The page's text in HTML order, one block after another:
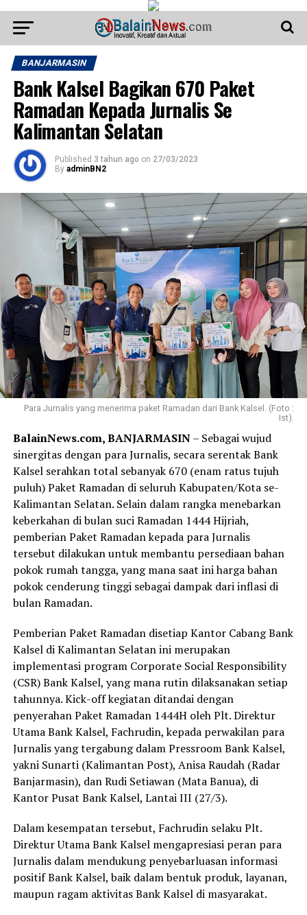
BANJARMASIN
Bank Kalsel Bagikan 670 Paket
Ramadan Kepada Jurnalis Se
Kalimantan Selatan
Published 3 tahun ago on 27/03/2023
By adminBN2
Para Jurnalis yang menerima paket Ramadan dari Bank Kalsel. (Foto :
Ist).
BalainNews.com, BANJARMASIN– Sebagai wujud
sinergitas dengan para Jurnalis, secara serentak Bank
Kalsel serahkan total sebanyak 670 (enam ratus tujuh
puluh) Paket Ramadan di seluruh Kabupaten/Kota se-
Kalimantan Selatan. Selain dalam rangka menebarkan
keberkahan di bulan suci Ramadan 1444 Hijriah,
pemberian Paket Ramadan kepada para Jurnalis
tersebut dilakukan untuk membantu persediaan bahan
pokok rumah tangga, yang mana saat ini harga bahan
pokok cenderung tinggi sebagai dampak dari inflasi di
bulan Ramadan.
Pemberian Paket Ramadan disetiap Kantor Cabang Bank
Kalsel di Kalimantan Selatan ini merupakan
implementasi program Corporate Social Responsibility
(CSR) Bank Kalsel, yang mana rutin dilaksanakan setiap
tahunnya. Kick-off kegiatan ditandai dengan
penyerahan Paket Ramadan 1444H oleh Plt. Direktur
Utama Bank Kalsel, Fachrudin, kepada perwakilan para
Jurnalis yang tergabung dalam Pressroom Bank Kalsel,
yakni Sunarti (Kalimantan Post), Anisa Raudah (Radar
Banjarmasin), dan Rudi Setiawan (Mata Banua), di
Kantor Pusat Bank Kalsel, Lantai III (27/3).
Dalam kesempatan tersebut, Fachrudin selaku Plt.
Direktur Utama Bank Kalsel mengapresiasi peran para
Jurnalis dalam mendukung penyebarluasan informasi
positif Bank Kalsel, baik dalam bentuk produk, layanan,
maupun ragam aktivitas Bank Kalsel di masyarakat.